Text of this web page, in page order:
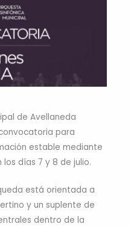
de Avellaneda
para
estable mediante
días 7 y 8 de julio.
está orientada a
y un suplente de
dentro de la